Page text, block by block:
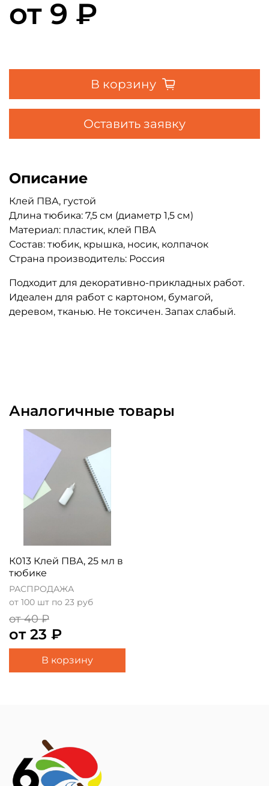
от 9 ₽
В корзину
Оставить заявку
Описание
Клей ПВА, густой
Длина тюбика: 7,5 см (диаметр 1,5 см)
Материал: пластик, клей ПВА
Состав: тюбик, крышка, носик, колпачок
Страна производитель: Россия
Подходит для декоративно-прикладных работ.
Идеален для работ с картоном, бумагой,
деревом, тканью. Не токсичен. Запах слабый.
Аналогичные товары
К013 Клей ПВА, 25 мл в
тюбике
РАСПРОДАЖА
от 100 шт по 23 руб
от 40 ₽
от 23 ₽
В корзину